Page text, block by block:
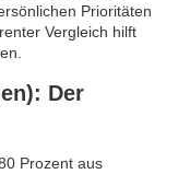
Prioritäten
Vergleich hilft
Der
Prozent aus